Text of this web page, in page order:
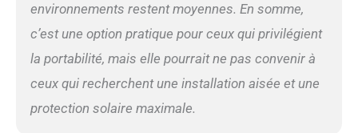
la tente de plage UMARDOO
avec vous partout où vous
allez avec notre sac de
voyage pratique. Notre
tente pare-soleil pop-up
polyvalente est livrée avec
tout ce dont vous avez
environnements restent moyennes. En somme,
c’est une option pratique pour ceux qui privilégient
la portabilité, mais elle pourrait ne pas convenir à
ceux qui recherchent une installation aisée et une
protection solaire maximale.